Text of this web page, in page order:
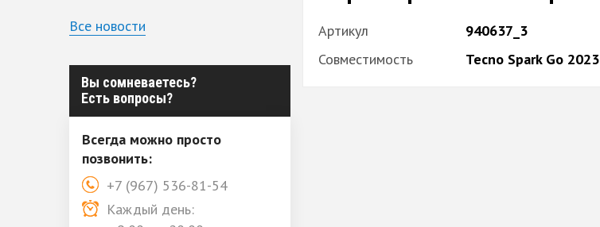
Все новости
Вы сомневаетесь?
Есть вопросы?
Всегда можно просто
позвонить:
+7 (967) 536-81-54
Каждый день:
Артикул
940637_3
Совместимость
Tecno Spark Go 2023